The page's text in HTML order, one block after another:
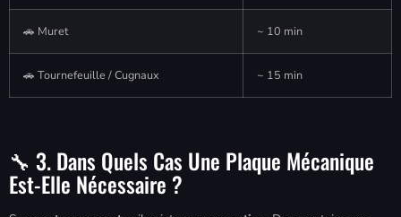
🚗 Muret ~ 10 min
🚗 Tournefeuille / Cugnaux ~ 15 min
🔧 3. Dans Quels Cas Une Plaque Mécanique
Est-Elle Nécessaire ?